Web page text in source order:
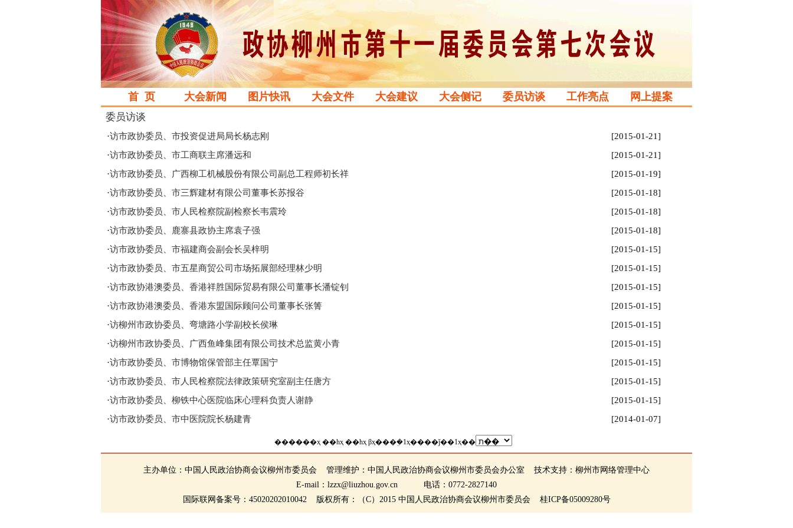
首 页 大会新闻 图片快讯 大会文件 大会建议 大会侧记 委员访谈 工作亮点 网上提案
委员访谈
·访市政协委员、市投资促进局局长杨志刚
[2015-01-21]
·访市政协委员、市工商联主席潘远和
[2015-01-21]
·访市政协委员、广西柳工机械股份有限公司副总工程师初长祥
[2015-01-19]
·访市政协委员、市三辉建材有限公司董事长苏报谷
[2015-01-18]
·访市政协委员、市人民检察院副检察长韦震玲
[2015-01-18]
·访市政协委员、鹿寨县政协主席袁子强
[2015-01-18]
·访市政协委员、市福建商会副会长吴梓明
[2015-01-15]
·访市政协委员、市五星商贸公司市场拓展部经理林少明
[2015-01-15]
·访市政协港澳委员、香港祥胜国际贸易有限公司董事长潘锭钊
[2015-01-15]
·访市政协港澳委员、香港东盟国际顾问公司董事长张箐
[2015-01-15]
·访柳州市政协委员、弯塘路小学副校长侯琳
[2015-01-15]
·访柳州市政协委员、广西鱼峰集团有限公司技术总监黄小青
[2015-01-15]
·访市政协委员、市博物馆保管部主任覃国宁
[2015-01-15]
·访市政协委员、市人民检察院法律政策研究室副主任唐方
[2015-01-15]
·访市政协委员、柳铁中心医院临床心理科负责人谢静
[2015-01-15]
·访市政协委员、市中医院院长杨建青 [2014-01-07]
������ҳ ��һҳ ��һҳ βҳ���ܹ�1ҳ����ǰ��1ҳ��
主办单位：中国人民政治协商会议柳州市委员会 管理维护：中国人民政治协商会议柳州市委员会办公室 技术支持：柳州市网络管理中心
E-mail：lzzx@liuzhou.gov.cn 电话：0772-2827140
国际联网备案号：45020202010042 版权所有：（C）2015 中国人民政治协商会议柳州市委员会 桂ICP备05009280号